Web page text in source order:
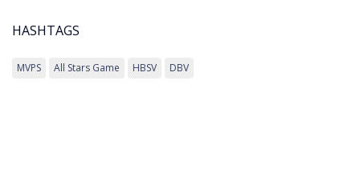
HASHTAGS
MVPS All Stars Game HBSV DBV